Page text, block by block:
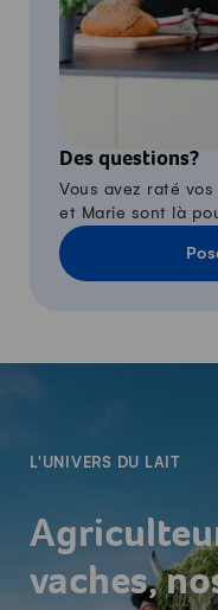
Des questions?
Vous avez raté
et Marie sont là
L'UNIVERS DU LAIT
vaches,